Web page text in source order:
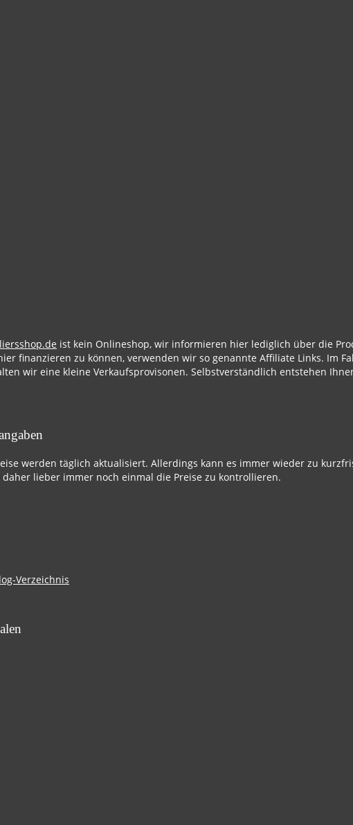
ist kein Onlineshop, wir informieren hier lediglich über die
finanzieren zu können, verwenden wir so genannte Affiliate Links. Im
wir eine kleine Verkaufsprovisonen. Selbstverständlich entstehen
werden täglich aktualisiert. Allerdings kann es immer wieder zu
lieber immer noch einmal die Preise zu kontrollieren.